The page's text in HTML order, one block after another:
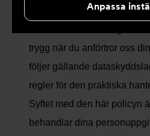
Anpassa
trygg när du anförtror oss
följer gällande
regler för den praktiska
Syftet med den här policyn
behandlar dina